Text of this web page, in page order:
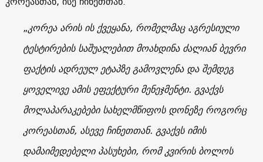
„კორეა არის ის ქვეყანა, რომელმაც აგრესიული
ტესტირების საშუალებით მოახდინა ძალიან ბევრი
ფაქტის ადრეულ ეტაპზე გამოვლენა და შემდეგ
ყოველივე ამის ეფექტური მენეჯმენტი. გვაქვს
მოლაპარაკებები სახელმწიფოს დონეზე როგორც
კორეასთან, ასევე ჩინეთთან. გვაქვს იმის
დამაიმედებელი პასუხები, რომ კვირის ბოლოს